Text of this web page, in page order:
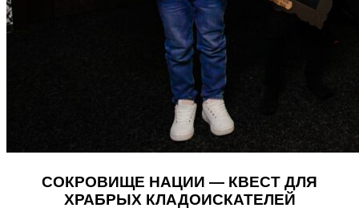
СОКРОВИЩЕ НАЦИИ — КВЕСТ ДЛЯ
ХРАБРЫХ КЛАДОИСКАТЕЛЕЙ